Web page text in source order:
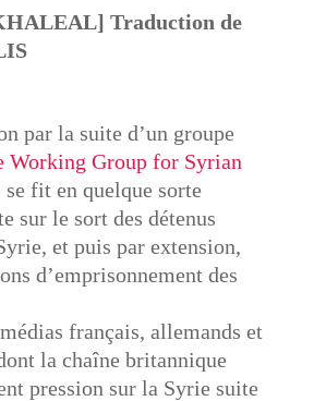
Traduction de
par la suite d’un groupe
Working Group for Syrian
se fit en quelque sorte
sur le sort des détenus
et puis par extension,
d’emprisonnement des
français, allemands et
la chaîne britannique
pression sur la Syrie suite